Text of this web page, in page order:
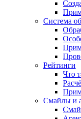
Система
Рейтинги
Что
Смайлы и